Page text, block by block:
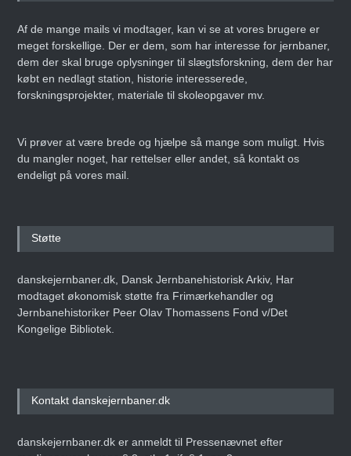
Af de mange mails vi modtager, kan vi se at vores brugere er
meget forskellige. Der er dem, som har interesse for jernbaner,
dem der skal bruge oplysninger til slægtsforskning, dem der har
købt en nedlagt station, historie interesserede,
forskningsprojekter, materiale til skoleopgaver mv.
Vi prøver at være brede og hjælpe så mange som muligt. Hvis
du mangler noget, har rettelser eller andet, så kontakt os
endeligt på vores mail.
Støtte
danskejernbaner.dk, Dansk Jernbanehistorisk Arkiv, Har
modtaget økonomisk støtte fra Frimærkehandler og
Jernbanehistoriker Peer Olav Thomassens Fond v/Det
Kongelige Bibliotek.
Kontakt danskejernbaner.dk
danskejernbaner.dk er anmeldt til Pressenævnet efter